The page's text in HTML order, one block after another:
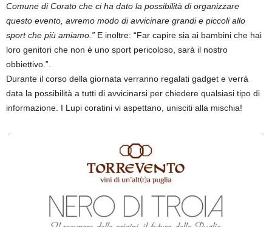
Comune di Corato che ci ha dato la possibilità di organizzare
questo evento, avremo modo di avvicinare grandi e piccoli allo
sport che più amiamo.” E inoltre: “Far capire sia ai bambini che hai
loro genitori che non è uno sport pericoloso, sarà il nostro
obbiettivo.”.
Durante il corso della giornata verranno regalati gadget e verrà
data la possibilità a tutti di avvicinarsi per chiedere qualsiasi tipo di
informazione. I Lupi coratini vi aspettano, unisciti alla mischia!